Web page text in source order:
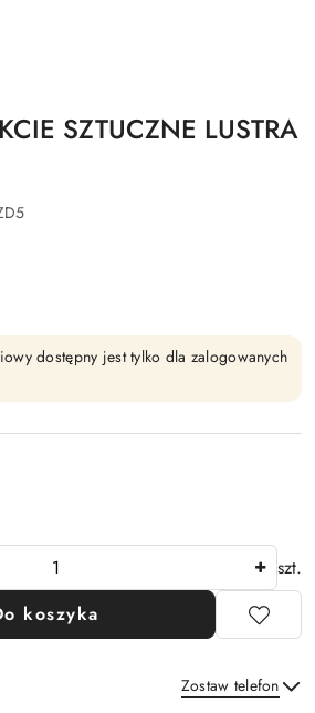
SZTUCZNE LUSTRA
dostępny jest tylko dla zalogowanych
szt.
koszyka
Zostaw telefon